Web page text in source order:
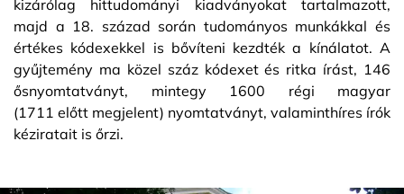
kizárólag hittudományi kiadványokat tartalmazott,
majd a 18. század során tudományos munkákkal és
értékes kódexekkel is bővíteni kezdték a kínálatot. A
gyűjtemény ma közel száz kódexet és ritka írást, 146
ősnyomtatványt, mintegy 1600 régi magyar
(1711 előtt megjelent) nyomtatványt, valaminthíres írók
kéziratait is őrzi.